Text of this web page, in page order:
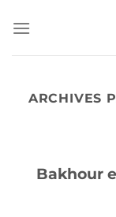
au
ARCHIVES
Bakhour